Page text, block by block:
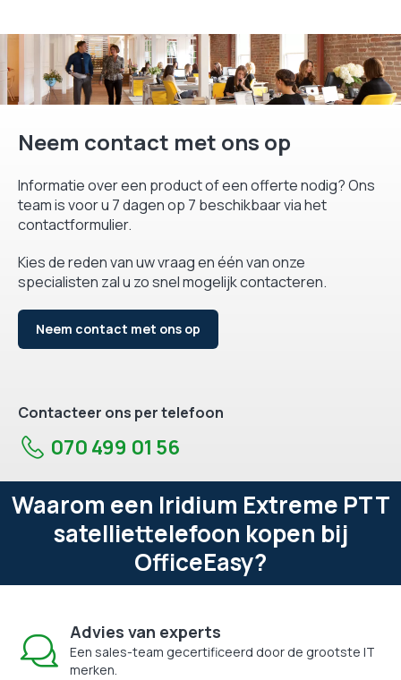
Neem contact met ons op
Informatie over een product of een offerte nodig? Ons
team is voor u 7 dagen op 7 beschikbaar via het
contactformulier.
Kies de reden van uw vraag en één van onze
specialisten zal u zo snel mogelijk contacteren.
Neem contact met ons op
Contacteer ons per telefoon
070 499 01 56
Waarom een Iridium Extreme PTT
satelliettelefoon kopen bij
OfficeEasy?
Advies van experts
Een sales-team gecertificeerd door de grootste IT
merken.